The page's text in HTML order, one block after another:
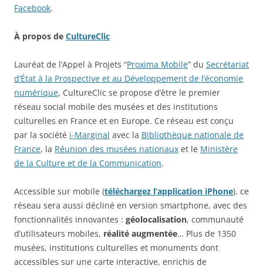
Facebook.
À propos de CultureClic
Lauréat de l’Appel à Projets “Proxima Mobile” du Secrétariat
d’État à la Prospective et au Développement de l’économie
numérique, CultureClic se propose d’être le premier
réseau social mobile des musées et des institutions
culturelles en France et en Europe. Ce réseau est conçu
par la société i-Marginal avec la Bibliothèque nationale de
France, la Réunion des musées nationaux et le Ministère
de la Culture et de la Communication.
Accessible sur mobile (téléchargez l’application iPhone), ce
réseau sera aussi décliné en version smartphone, avec des
fonctionnalités innovantes : géolocalisation, communauté
d’utilisateurs mobiles, réalité augmentée… Plus de 1350
musées, institutions culturelles et monuments dont
accessibles sur une carte interactive, enrichis de